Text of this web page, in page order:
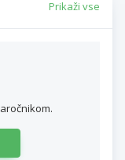
Prikaži vse